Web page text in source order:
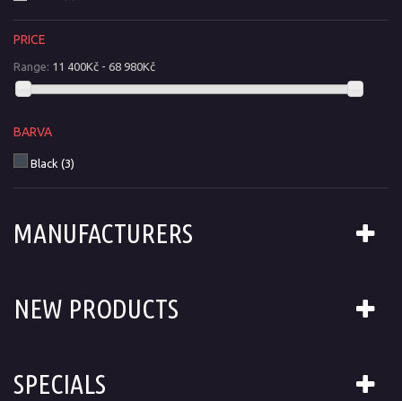
PRICE
Range: 11 400Kč - 68 980Kč
BARVA
Black (3)
MANUFACTURERS
NEW PRODUCTS
SPECIALS